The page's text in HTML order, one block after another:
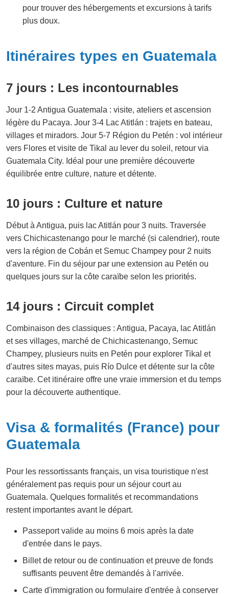
pour trouver des hébergements et excursions à tarifs
plus doux.
Itinéraires types en Guatemala
7 jours : Les incontournables
Jour 1-2 Antigua Guatemala : visite, ateliers et ascension
légère du Pacaya. Jour 3-4 Lac Atitlán : trajets en bateau,
villages et miradors. Jour 5-7 Région du Petén : vol intérieur
vers Flores et visite de Tikal au lever du soleil, retour via
Guatemala City. Idéal pour une première découverte
équilibrée entre culture, nature et détente.
10 jours : Culture et nature
Début à Antigua, puis lac Atitlán pour 3 nuits. Traversée
vers Chichicastenango pour le marché (si calendrier), route
vers la région de Cobán et Semuc Champey pour 2 nuits
d'aventure. Fin du séjour par une extension au Petén ou
quelques jours sur la côte caraïbe selon les priorités.
14 jours : Circuit complet
Combinaison des classiques : Antigua, Pacaya, lac Atitlán
et ses villages, marché de Chichicastenango, Semuc
Champey, plusieurs nuits en Petén pour explorer Tikal et
d'autres sites mayas, puis Río Dulce et détente sur la côte
caraïbe. Cet itinéraire offre une vraie immersion et du temps
pour la découverte authentique.
Visa & formalités (France) pour
Guatemala
Pour les ressortissants français, un visa touristique n'est
généralement pas requis pour un séjour court au
Guatemala. Quelques formalités et recommandations
restent importantes avant le départ.
Passeport valide au moins 6 mois après la date
d'entrée dans le pays.
Billet de retour ou de continuation et preuve de fonds
suffisants peuvent être demandés à l'arrivée.
Carte d'immigration ou formulaire d'entrée à conserver